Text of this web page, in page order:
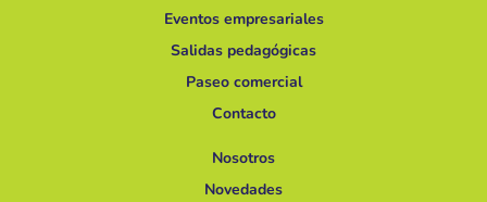
Eventos empresariales
Salidas pedagógicas
Paseo comercial
Contacto
Nosotros
Novedades